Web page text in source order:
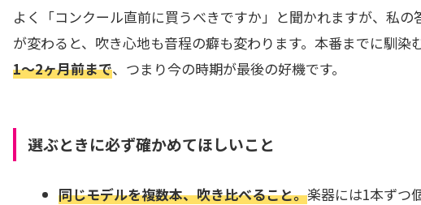
よく「コンクール直前に買うべきですか」と聞かれますが、私の
が変わると、吹き心地も音程の癖も変わります。本番までに馴
1〜2ヶ月前まで、つまり今の時期が最後の好機です。
選ぶときに必ず確かめてほしいこと
同じモデルを複数本、吹き比べること。楽器には1本ずつ